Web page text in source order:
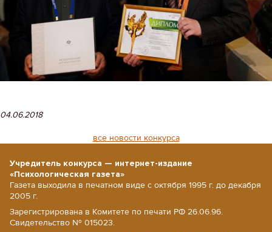
04.06.2018
все новости конкурса
Учредитель конкурса — интернет-издание
«Психологическая газета»
Газета выходила в печатном виде с октября 1995 г. до декабря
2005 г.
Зарегистрирована в Комитете по печати РФ 26.06.96.
Свидетельство № 015023.